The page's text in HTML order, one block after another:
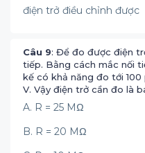
điện trở điều chỉnh được
Câu 9: Để đo được điện
tiếp. Bằng cách mắc nối
kế có khả năng đo tới
V. Vậy điện trở cần đo là
A. R = 25 MΩ
B. R = 20 MΩ